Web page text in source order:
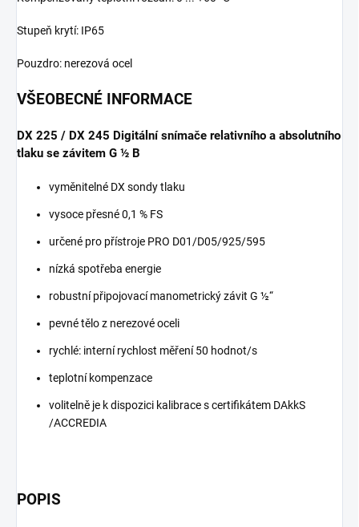
Stupeň krytí: IP65
Pouzdro: nerezová ocel
VŠEOBECNÉ INFORMACE
DX 225 / DX 245 Digitální snímače relativního a absolutního
tlaku se závitem G ½ B
vyměnitelné DX sondy tlaku
vysoce přesné 0,1 % FS
určené pro přístroje PRO D01/D05/925/595
nízká spotřeba energie
robustní připojovací manometrický závit G ½“
pevné tělo z nerezové oceli
rychlé: interní rychlost měření 50 hodnot/s
teplotní kompenzace
volitelně je k dispozici kalibrace s certifikátem DAkkS
/ACCREDIA
POPIS